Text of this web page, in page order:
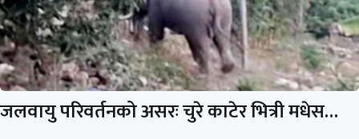
जलवायु परिवर्तनको असरः चुरे काटेर भित्री मधेस…